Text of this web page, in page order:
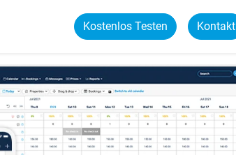
Kostenlos Testen Kontakt